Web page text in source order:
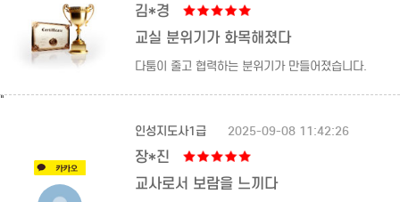
김*경
교실 분위기가 화목해졌다
다툼이 줄고 협력하는 분위기가 만들어졌습니다.
"
인성지도사1급 2025-09-08 11:42:26
장*진
교사로서 보람을 느끼다